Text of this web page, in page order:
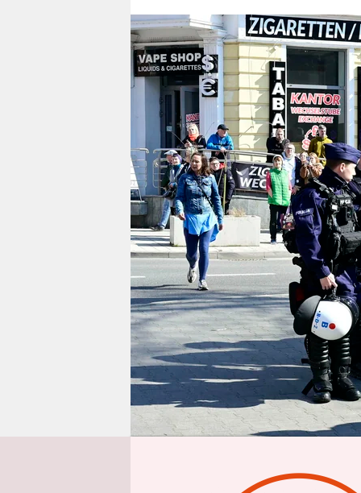
nord
wahrheit
verlag
verlag
veranstaltungen
shop
fragen & hilfe
unterstützen
abo
genossenschaft
epaper login